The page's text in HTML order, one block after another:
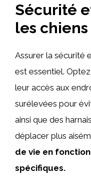
Sécurité
les
Assurer la sécurité
est essentiel.
leur accès aux
surélevées pour
ainsi que des
déplacer plus
de vie en
spécifiques.